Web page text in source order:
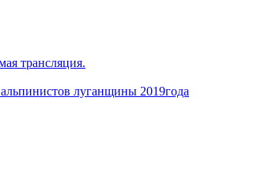
трансляция.
луганщины 2019года